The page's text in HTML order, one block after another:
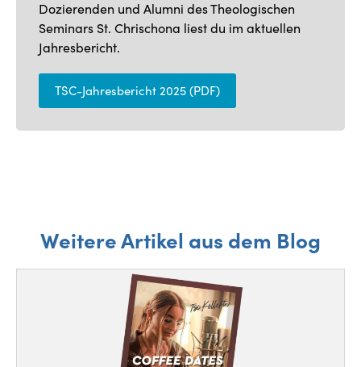
Dozierenden und Alumni des Theologischen
Seminars St. Chrischona liest du im aktuellen
Jahresbericht.
TSC-Jahresbericht 2025 (PDF)
Weitere Artikel aus dem Blog